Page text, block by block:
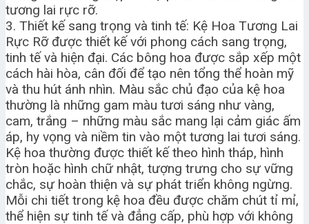
tương lai rực rỡ.
3. Thiết kế sang trọng và tinh tế: Kệ Hoa Tương Lai
Rực Rỡ được thiết kế với phong cách sang trọng,
tinh tế và hiện đại. Các bông hoa được sắp xếp một
cách hài hòa, cân đối để tạo nên tổng thể hoàn mỹ
và thu hút ánh nhìn. Màu sắc chủ đạo của kệ hoa
thường là những gam màu tươi sáng như vàng,
cam, trắng – những màu sắc mang lại cảm giác ấm
áp, hy vọng và niềm tin vào một tương lai tươi sáng.
Kệ hoa thường được thiết kế theo hình tháp, hình
tròn hoặc hình chữ nhật, tượng trưng cho sự vững
chắc, sự hoàn thiện và sự phát triển không ngừng.
Mỗi chi tiết trong kệ hoa đều được chăm chút tỉ mỉ,
thể hiện sự tinh tế và đẳng cấp, phù hợp với không